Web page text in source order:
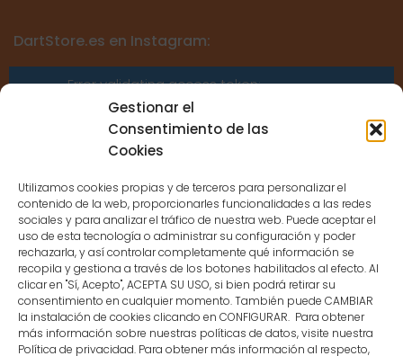
Gestionar el
Consentimiento de las
Cookies
Utilizamos cookies propias y de terceros para personalizar el
contenido de la web, proporcionarles funcionalidades a las redes
sociales y para analizar el tráfico de nuestra web. Puede aceptar el
uso de esta tecnología o administrar su configuración y poder
rechazarla, y así controlar completamente qué información se
recopila y gestiona a través de los botones habilitados al efecto. Al
clicar en "Sí, Acepto", ACEPTA SU USO, si bien podrá retirar su
consentimiento en cualquier momento. También puede CAMBIAR
la instalación de cookies clicando en CONFIGURAR. Para obtener
más información sobre nuestras políticas de datos, visite nuestra
Política de privacidad. Para obtener más información al respecto,
DartStore.es en Instagram:
Error validating access token:
Sessions for the user are not allowed
because the user is not a confirmed
CONTACTO
MENÚ PRINCIPAL